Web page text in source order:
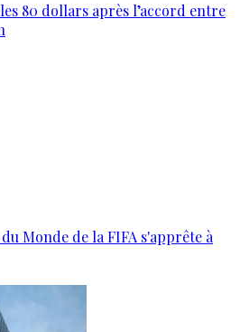
80 dollars après l’accord entre
Monde de la FIFA s'apprête à